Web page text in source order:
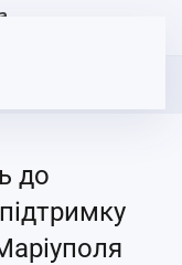
захисників
до